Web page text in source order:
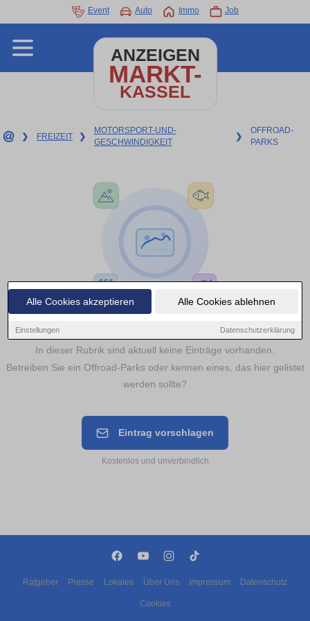
Alle Cookies akzeptieren Alle Cookies ablehnen
Einstellungen Datenschutzerklärung
Event Auto Immo Job
ANZEIGEN
MARKT-
KASSEL
❯ FREIZEIT ❯
MOTORSPORT-UND-
GESCHWINDIGKEIT
❯
OFFROAD-
PARKS
In dieser Rubrik sind aktuell keine Einträge vorhanden.
Betreiben Sie ein Offroad-Parks oder kennen eines, das hier gelistet
werden sollte?
Eintrag vorschlagen
Kostenlos und unverbindlich
Ratgeber Presse Lokales Über Uns Impressum Datenschutz
Cookies